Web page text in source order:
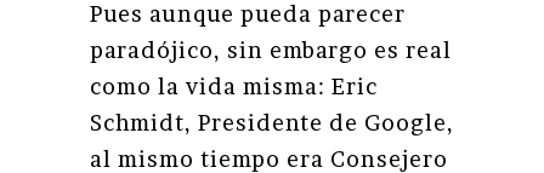
Pues aunque pueda parecer
paradójico, sin embargo es real
como la vida misma: Eric
Schmidt, Presidente de Google,
al mismo tiempo era Consejero